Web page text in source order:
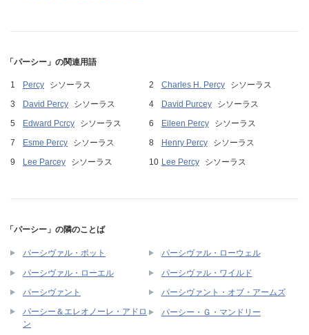
「パーシー」の関連用語
Percy シソーラス Charles H. Percy
シソーラス
David Percy
シソーラス David Purcey
シソーラス
Edward Pcrcy
シソーラス Eileen Percy
シソーラス
Esme Percy
シソーラス Henry Percy
シソーラス
Lee Parcey
シソーラス Lee Percy シソーラス
「パーシー」の隣のことば
パーシヴァル・ポット パーシヴァル・ローウェル
パーシヴァル・ローエル パーシヴァル・ワイルド
パーシヴァント
パーシヴァント・オブ・アームズ
パーシー＆エレオノーレ・アドロ
ン
パーシー・Ｇ・マンドリー